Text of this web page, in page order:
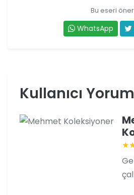
Bu eseri
WhatsApp
Kullanıcı